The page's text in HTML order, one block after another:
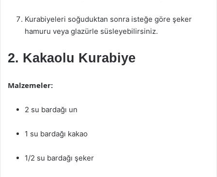
Kurabiyeleri soğuduktan sonra isteğe göre şeker
hamuru veya glazürle süsleyebilirsiniz.
2. Kakaolu Kurabiye
Malzemeler:
2 su bardağı un
1 su bardağı kakao
1/2 su bardağı şeker